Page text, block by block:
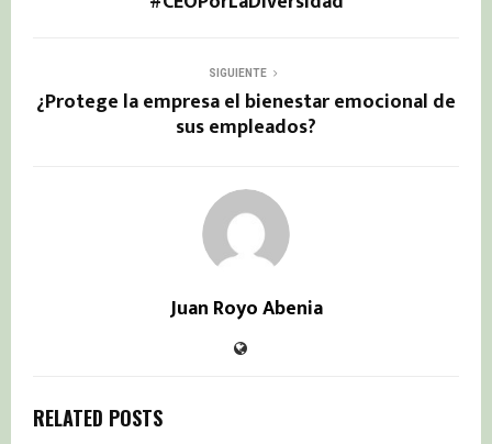
SIGUIENTE
¿Protege la empresa el bienestar emocional de
sus empleados?
Juan Royo Abenia
RELATED POSTS